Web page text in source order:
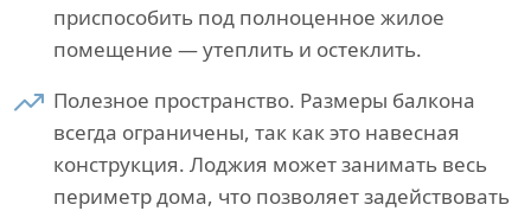
приспособить под полноценное жилое
помещение — утеплить и остеклить.
Полезное пространство. Размеры балкона
всегда ограничены, так как это навесная
конструкция. Лоджия может занимать весь
периметр дома, что позволяет задействовать